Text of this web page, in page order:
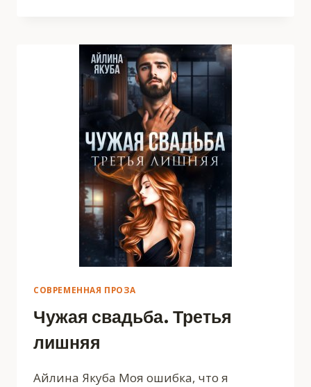
СОВРЕМЕННАЯ ПРОЗА
Чужая свадьба. Третья
лишняя
Айлина Якуба Моя ошибка, что я